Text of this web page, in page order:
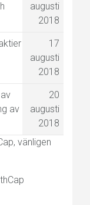
augusti
2018
17
augusti
2018
av
20
augusti
2018
vänligen